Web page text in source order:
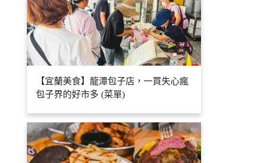
【宜蘭美食】龍潭包子店，一買失心瘋
包子界的好市多 (菜單)